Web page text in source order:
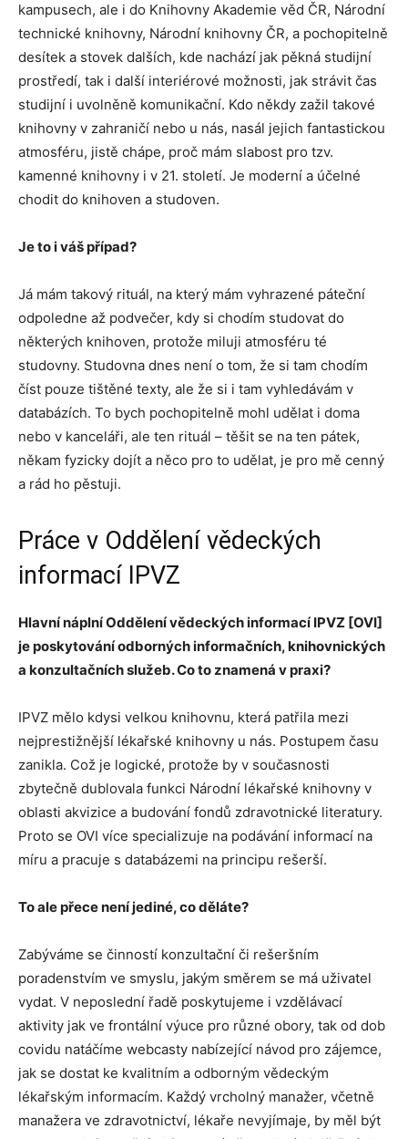
kampusech, ale i do Knihovny Akademie věd ČR, Národní
technické knihovny, Národní knihovny ČR, a pochopitelně
desítek a stovek dalších, kde nachází jak pěkná studijní
prostředí, tak i další interiérové možnosti, jak strávit čas
studijní i uvolněně komunikační. Kdo někdy zažil takové
knihovny v zahraničí nebo u nás, nasál jejich fantastickou
atmosféru, jistě chápe, proč mám slabost pro tzv.
kamenné knihovny i v 21. století. Je moderní a účelné
chodit do knihoven a studoven.
Je to i váš případ?
Já mám takový rituál, na který mám vyhrazené páteční
odpoledne až podvečer, kdy si chodím studovat do
některých knihoven, protože miluji atmosféru té
studovny. Studovna dnes není o tom, že si tam chodím
číst pouze tištěné texty, ale že si i tam vyhledávám v
databázích. To bych pochopitelně mohl udělat i doma
nebo v kanceláři, ale ten rituál – těšit se na ten pátek,
někam fyzicky dojít a něco pro to udělat, je pro mě cenný
a rád ho pěstuji.
Práce v Oddělení vědeckých
informací IPVZ
Hlavní náplní Oddělení vědeckých informací IPVZ [OVI]
je poskytování odborných informačních, knihovnických
a konzultačních služeb. Co to znamená v praxi?
IPVZ mělo kdysi velkou knihovnu, která patřila mezi
nejprestižnější lékařské knihovny u nás. Postupem času
zanikla. Což je logické, protože by v současnosti
zbytečně dublovala funkci Národní lékařské knihovny v
oblasti akvizice a budování fondů zdravotnické literatury.
Proto se OVI více specializuje na podávání informací na
míru a pracuje s databázemi na principu rešerší.
To ale přece není jediné, co děláte?
Zabýváme se činností konzultační či rešeršním
poradenstvím ve smyslu, jakým směrem se má uživatel
vydat. V neposlední řadě poskytujeme i vzdělávací
aktivity jak ve frontální výuce pro různé obory, tak od dob
covidu natáčíme webcasty nabízející návod pro zájemce,
jak se dostat ke kvalitním a odborným vědeckým
lékařským informacím. Každý vrcholný manažer, včetně
manažera ve zdravotnictví, lékaře nevyjímaje, by měl být